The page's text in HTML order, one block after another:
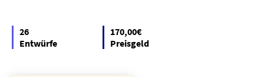
26
Entwürfe
170,00€
Preisgeld